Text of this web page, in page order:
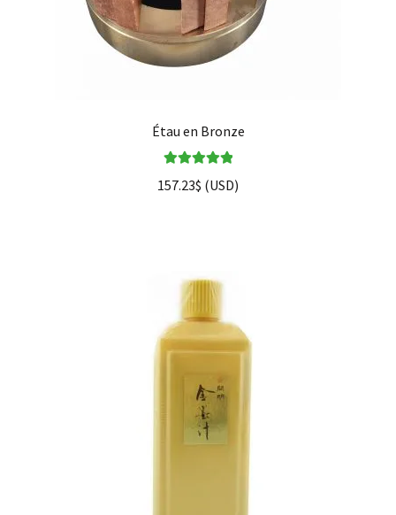
Étau en Bronze
5
157.23$ (USD)